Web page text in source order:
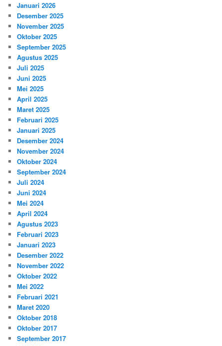
Januari 2026
Desember 2025
November 2025
Oktober 2025
September 2025
Agustus 2025
Juli 2025
Juni 2025
Mei 2025
April 2025
Maret 2025
Februari 2025
Januari 2025
Desember 2024
November 2024
Oktober 2024
September 2024
Juli 2024
Juni 2024
Mei 2024
April 2024
Agustus 2023
Februari 2023
Januari 2023
Desember 2022
November 2022
Oktober 2022
Mei 2022
Februari 2021
Maret 2020
Oktober 2018
Oktober 2017
September 2017